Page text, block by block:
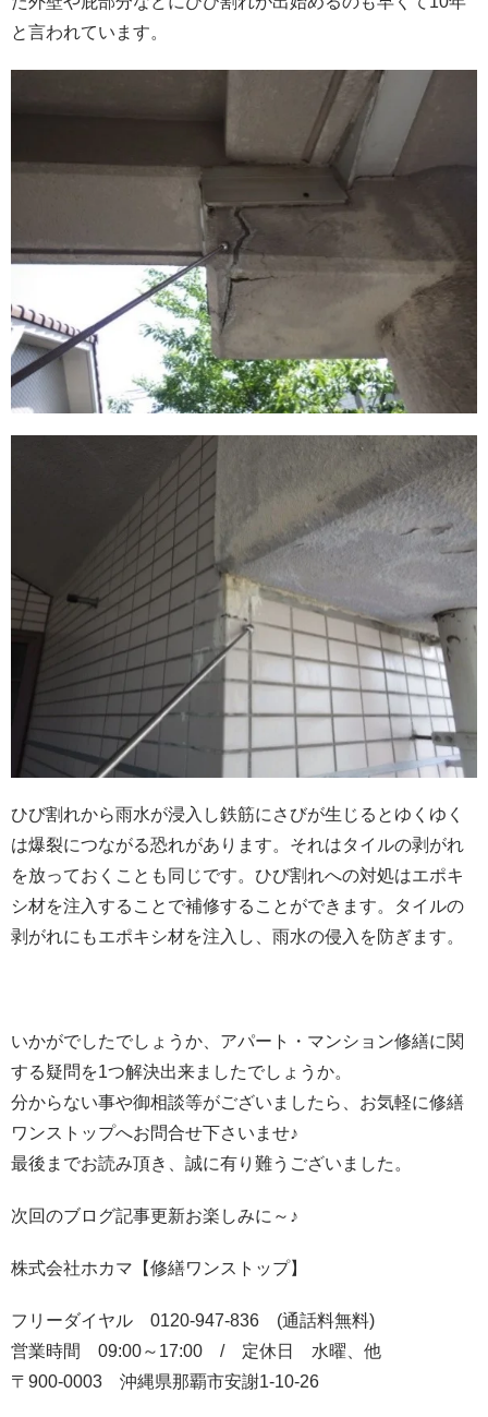
と言われています。
ひび割れから雨水が浸入し鉄筋にさびが生じるとゆくゆく
は爆裂につながる恐れがあります。それはタイルの剥がれ
を放っておくことも同じです。ひび割れへの対処はエポキ
シ材を注入することで補修することができます。タイルの
剥がれにもエポキシ材を注入し、雨水の侵入を防ぎます。
いかがでしたでしょうか、アパート・マンション修繕に関
する疑問を1つ解決出来ましたでしょうか。
分からない事や御相談等がございましたら、お気軽に修繕
ワンストップへお問合せ下さいませ♪
最後までお読み頂き、誠に有り難うございました。
次回のブログ記事更新お楽しみに～♪
株式会社ホカマ【修繕ワンストップ】
フリーダイヤル 0120-947-836 (通話料無料)
営業時間 09:00～17:00 / 定休日 水曜、他
〒900-0003 沖縄県那覇市安謝1-10-26